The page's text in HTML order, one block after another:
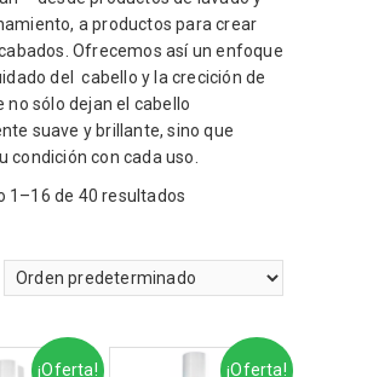
a productos para crear
Ofrecemos así un enfoque
del cabello y la crecición de
no sólo dejan el cabello
suave y brillante, sino que
condición con cada uso.
1–16 de 40 resultados
¡Oferta! ¡Oferta!